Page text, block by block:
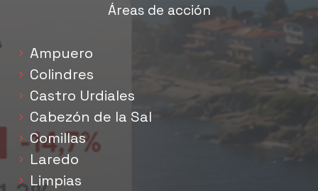
Áreas de acción
Ampuero
Colindres
Castro Urdiales
Cabezón de la Sal
Comillas
Laredo
Limpias